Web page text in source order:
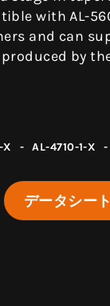
with AL-
and can
by
X - AL-4710-1-X -
データシート